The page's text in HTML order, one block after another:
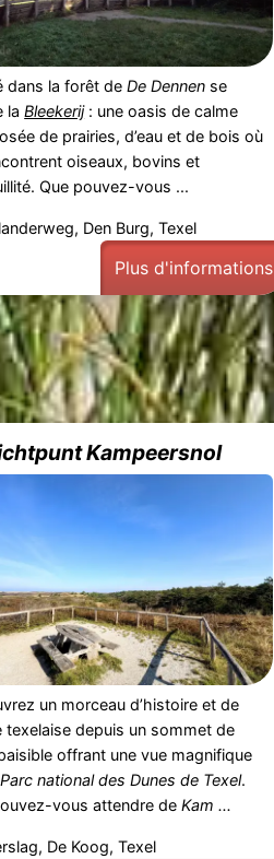
dans la forêt deDe Dennen se
laBleekerij: une oasis de calme
de prairies, d’eau et de bois où
oiseaux, bovins et
Que pouvez-vous ...
Den Burg, Texel
Plus d'informations
Kampeersnol
un morceau d’histoire et de
texelaise depuis un sommet de
offrant une vue magnifique
Parc national des Dunes de Texel.
vous attendre deKam ...
De Koog, Texel